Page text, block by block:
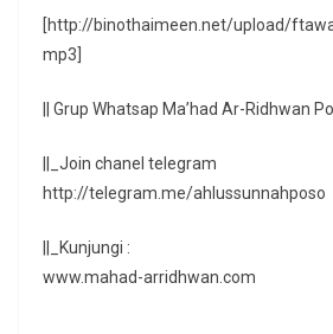
[http://binothaimeen.net/upload/
mp3]
|| Grup Whatsap Ma’had Ar-Ridhwan
||_Join chanel telegram
http://telegram.me/ahlussunnahposo
||_Kunjungi :
www.mahad-arridhwan.com